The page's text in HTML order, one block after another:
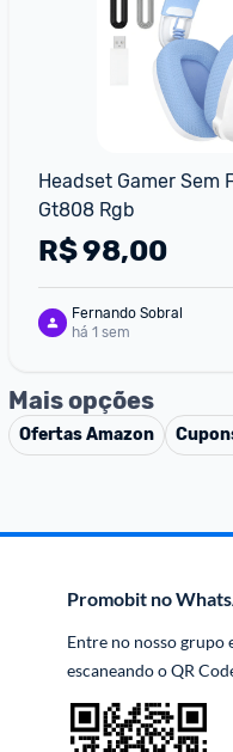
Headset Gamer Sem
Gt808 Rgb
R$98,00
Fernando Sobral
há 1 sem
Mais opções
OfertasAmazon
Promobit no
Entre no nosso grupo
escaneando o QR